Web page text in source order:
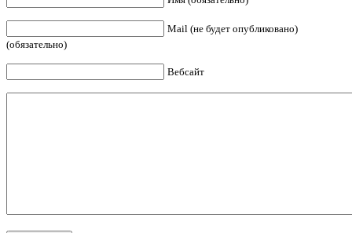
Mail (не будет опубликовано)
(обязательно)
Вебсайт